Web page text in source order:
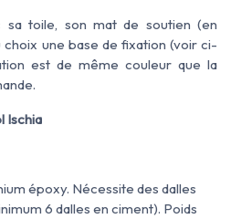
toile, son mat de soutien (en
une base de fixation (voir ci-
est de même couleur que la
Ischia
époxy. Nécessite des dalles
6 dalles en ciment). Poids